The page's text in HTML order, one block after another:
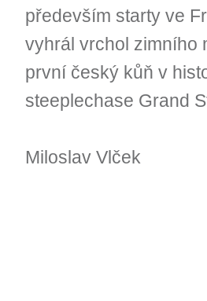
především starty ve
vyhrál vrchol zimního
první český kůň v
steeplechase Grand
Miloslav Vlček